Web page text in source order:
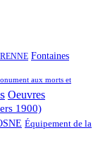
Fontaines
aux morts et
Oeuvres
1900)
Équipement de la